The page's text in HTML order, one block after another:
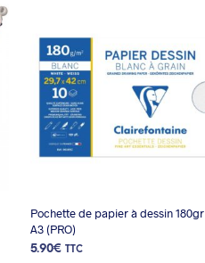
Pochette de papier à dessin 180gr
A3 (PRO)
5.90€ TTC